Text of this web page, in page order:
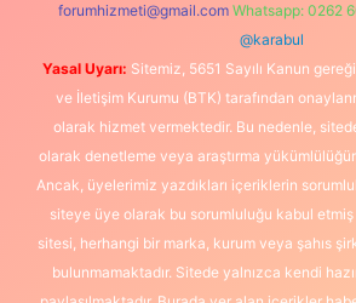
forumhizmeti@gmail.com Whatsapp: 0262
@karabul
Yasal Uyarı: Sitemiz, 5651 Sayılı Kanun
ve İletişim Kurumu (BTK) tarafından
olarak hizmet vermektedir. Bu nedenle,
olarak denetleme veya araştırma
Ancak, üyelerimiz yazdıkları içeriklerin
siteye üye olarak bu sorumluluğu kabul etmiş
sitesi, herhangi bir marka, kurum veya şahıs
bulunmamaktadır. Sitede yalnızca kendi